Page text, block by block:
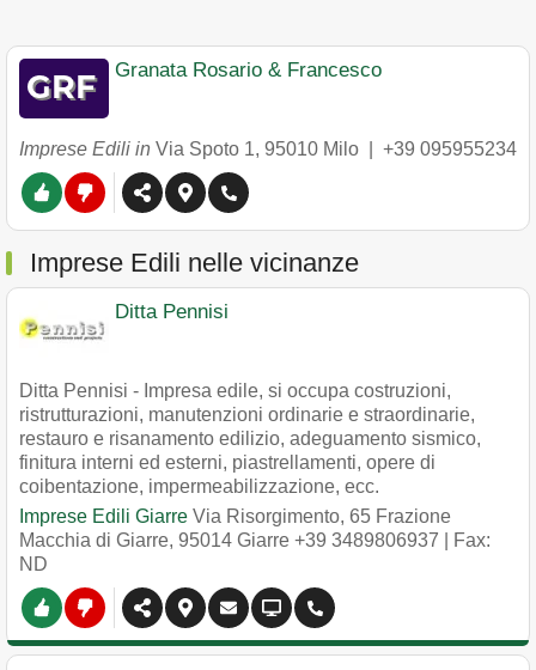
Granata Rosario & Francesco
Imprese Edili in Via Spoto 1, 95010 Milo +39 095955234
Imprese Edili nelle vicinanze
Ditta Pennisi
Ditta Pennisi - Impresa edile, si occupa costruzioni,
ristrutturazioni, manutenzioni ordinarie e straordinarie,
restauro e risanamento edilizio, adeguamento sismico,
finitura interni ed esterni, piastrellamenti, opere di
coibentazione, impermeabilizzazione, ecc.
Imprese Edili Giarre Via Risorgimento, 65 Frazione
Macchia di Giarre, 95014 Giarre +39 3489806937 | Fax:
ND